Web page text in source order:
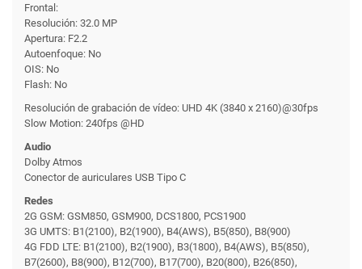
Frontal:
Resolución: 32.0 MP
Apertura: F2.2
Autoenfoque: No
OIS: No
Flash: No
Resolución de grabación de vídeo: UHD 4K (3840 x 2160)@30fps
Slow Motion: 240fps @HD
Audio
Dolby Atmos
Conector de auriculares USB Tipo C
Redes
2G GSM: GSM850, GSM900, DCS1800, PCS1900
3G UMTS: B1(2100), B2(1900), B4(AWS), B5(850), B8(900)
4G FDD LTE: B1(2100), B2(1900), B3(1800), B4(AWS), B5(850),
B7(2600), B8(900), B12(700), B17(700), B20(800), B26(850),